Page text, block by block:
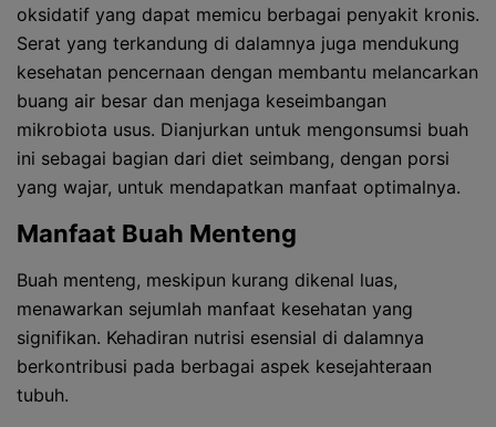
oksidatif yang dapat memicu berbagai penyakit kronis.
Serat yang terkandung di dalamnya juga mendukung
kesehatan pencernaan dengan membantu melancarkan
buang air besar dan menjaga keseimbangan
mikrobiota usus. Dianjurkan untuk mengonsumsi buah
ini sebagai bagian dari diet seimbang, dengan porsi
yang wajar, untuk mendapatkan manfaat optimalnya.
Manfaat Buah Menteng
Buah menteng, meskipun kurang dikenal luas,
menawarkan sejumlah manfaat kesehatan yang
signifikan. Kehadiran nutrisi esensial di dalamnya
berkontribusi pada berbagai aspek kesejahteraan
tubuh.